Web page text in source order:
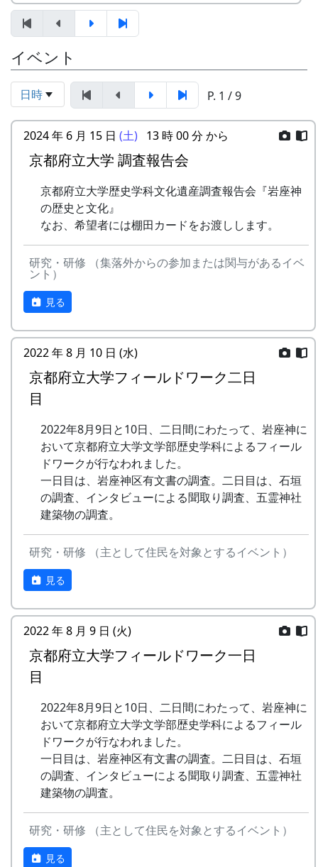
多可町の寺社建築 ～五霊神社を中心に～
京都府立大学文学部歴史学科教授 岸泰子
京都府立大学大学院歴史学専攻 山内愛弓
座談会
参加申込みについて
参加費 : 無料
申込み・問い合せ先 : 那珂ふれあい館
多可町中区東山 539-3
TEL 0795-32-0685 FAX 0795-30-2730
mail : fureaikan@town.taka.lg.jp
休館日 : 月・火（但しどちらかが祝休日
12月3日（日）、県内外から総勢20数名の参加者
を得て、棚田の石積みワークショップが開催され
ました。最初に簡単な自己紹介。遠くは長崎県や
和歌山県からも参加があったり、老若男女、職業
も関心もバラバラ、非常にバラエティーに富んだ
メンバーでした。
講師の「石積み学校」金子さんから、石積み技術
の勘所を説明してもらいます。ずばり、要点は3
つ。
積み石の荷重を後ろにかける
積み石の後ろに「ぐり」石をしっかり詰める
細かいことは色々あるけれど、それは実際にやり
ながら説明しましょう、ということで、さっそく
作業開始。
開催日
2023年12月3日（日） 10:00 ～16:00
内容
⽯積みの保全に取り組む「⽯積み学校」の⾦⼦⽒
にお越しいただき⽯積みのワークショップを通じ
て、その価値や技術を学びます。
10:00 集合、金子氏によるお話、説明
10:00 ～ 13:30 休憩（簡単な炊き出しを
予定）
13:30 ～ 石積み実技講習
16:00 終了
主催
STUDIO MOMEN 村田裕樹
建築 : OKK / 大西貴之建築計画事務所
後援 : 岩座神棚田保全推進協議会
参加について
参加費 : 無料
連絡下さい
メール・アドレス :
y.mura@momen.studio
詳細
石積み学校 in 岩座神 (PDF)
イベント
日時 P. 1 / 9
2024 年 6 月 15 日 (土) 13 時 00 分 から
京都府立大学 調査報告会
京都府立大学歴史学科文化遺産調査報告会『岩座神
の歴史と文化』
なお、希望者には棚田カードをお渡しします。
研究・研修 （集落外からの参加または関与があるイベ
ント）
見る
2022 年 8 月 10 日 (水)
京都府立大学フィールドワーク二日
目
2022年8月9日と10日、二日間にわたって、岩座神に
おいて京都府立大学文学部歴史学科によるフィール
ドワークが行なわれました。
一日目は、岩座神区有文書の調査。二日目は、石垣
の調査、インタビューによる聞取り調査、五霊神社
建築物の調査。
研究・研修 （主として住民を対象とするイベント）
見る
2022 年 8 月 9 日 (火)
京都府立大学フィールドワーク一日
目
2022年8月9日と10日、二日間にわたって、岩座神に
おいて京都府立大学文学部歴史学科によるフィール
ドワークが行なわれました。
一日目は、岩座神区有文書の調査。二日目は、石垣
の調査、インタビューによる聞取り調査、五霊神社
建築物の調査。
研究・研修 （主として住民を対象とするイベント）
見る